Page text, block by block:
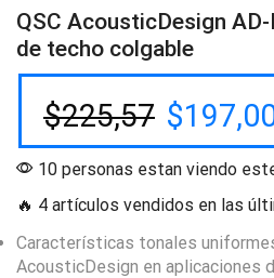
QSC AcousticDesign
de techo colgable
$225,57 $
10 personas estan viendo
🔥 4 artículos vendidos en las
Características tonales
AcousticDesign en aplicaciones